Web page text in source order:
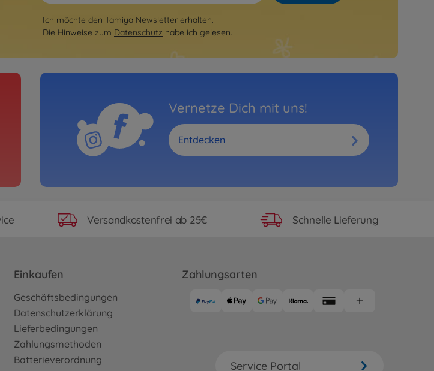
Ich möchte den Tamiya Newsletter erhalten.
Die Hinweise zum Datenschutz habe ich gelesen.
Vernetze Dich mit uns!
Entdecken
Versandkostenfrei ab 25€ Schnelle Lieferung
Einkaufen
Geschäftsbedingungen
Datenschutzerklärung
Lieferbedingungen
Zahlungsmethoden
Batterieverordnung
Zahlungsarten
Service Portal